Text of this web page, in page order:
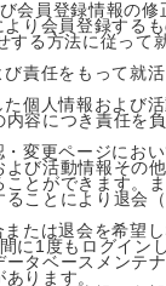
会員登録情報の修
り会員登録する
する方法に従って
責任をもって就
個人情報および
容につき責任を
変更ページにお
よび活動情報その
ことができます。
ことにより退会
たは退会を希望
に1度もログイン
タベースメンテ
ります。